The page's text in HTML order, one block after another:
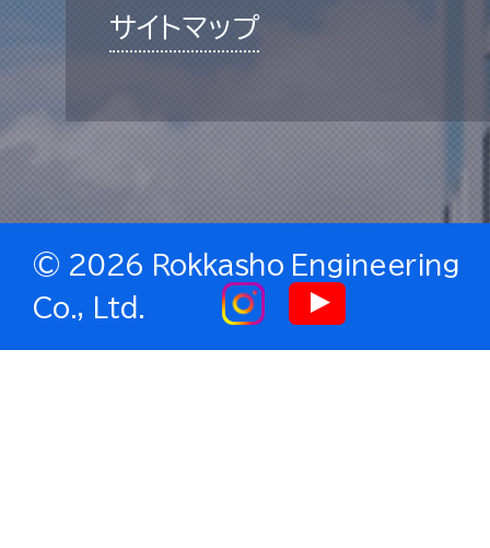
サイトマップ
© 2026 Rokkasho Engineering
Co., Ltd.